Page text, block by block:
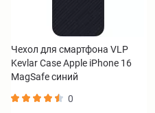
Чехол для смартфона VLP
Kevlar Case Apple iPhone 16
MagSafe синий
0